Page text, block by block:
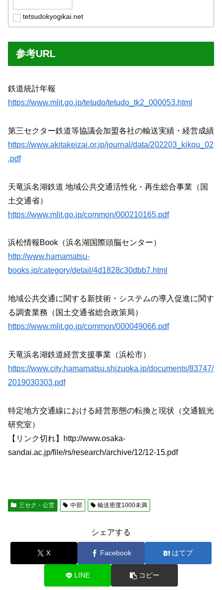
tetsudokyogikai.net
参考URL
鉄道統計年報
https://www.mlit.go.jp/tetudo/tetudo_tk2_000053.html
第三セクター鉄道等協議会加盟各社の輸送実績・経営成績
https://www.akitakeizai.or.jp/journal/data/202203_kikou_02
.pdf
天竜浜名湖鉄道 地域公共交通活性化・再生総合事業（国
土交通省）
https://www.mlit.go.jp/common/000210165.pdf
浜松情報Book（浜名湖国際頭脳センター）
http://www.hamamatsu-
books.jp/category/detail/4d1828c30dbb7.html
地域公共交通に関する新技術・システムの導入促進に関す
る調査業務（国土交通省総合政策局）
https://www.mlit.go.jp/common/000049066.pdf
天竜浜名湖鉄道経営支援事業（浜松市）
https://www.city.hamamatsu.shizuoka.jp/documents/83747/
2019030303.pdf
特定地方交通線における経営形態の転換と現状（交通観光
研究室）
【リンク切れ】http://www.osaka-
sandai.ac.jp/file/rs/research/archive/12/12-15.pdf
三セク・公営 中部 輸送密度1000未満
シェアする
X Facebook はてブ
LINE コピー